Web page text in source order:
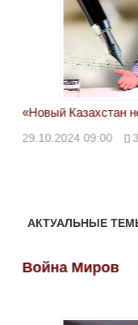
«Новый Казахстан
29.10.2024 09:00
АКТУАЛЬНЫЕ
Война Миров